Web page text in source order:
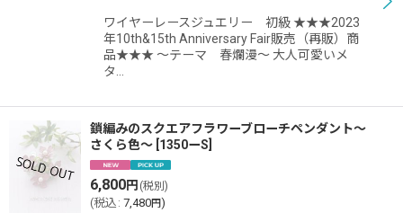
ワイヤーレースジュエリー 初級 ★★★2023
年10th&15th Anniversary Fair販売（再販）商
品★★★ 〜テーマ 春爛漫〜 大人可愛いメ
タ…
鎖編みのスクエアフラワーブローチペンダント〜
さくら色〜 1350ーS
6,800円 (税別)
(税込 : 7,480円)